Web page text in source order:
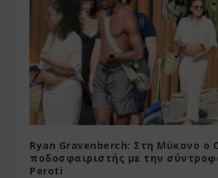
Ryan Gravenberch: Στη Μύκονο ο
ποδοσφαιριστής με την
Peroti